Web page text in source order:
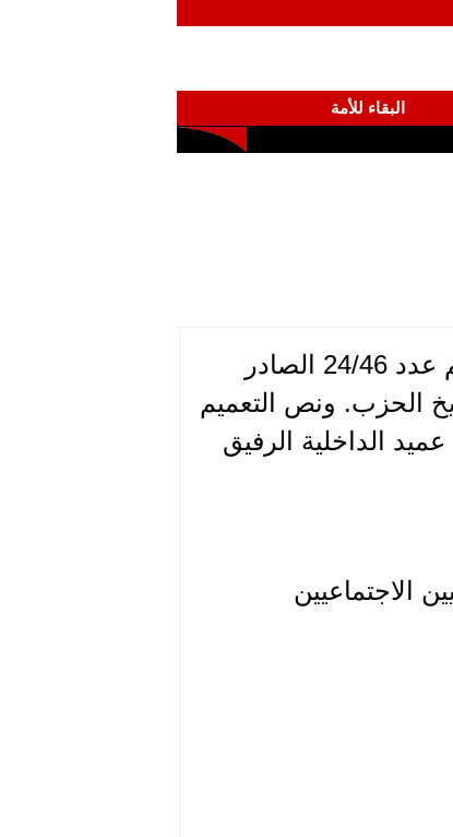
البقاء للأمة
اطّلعت حين قمت بمراجعة محفوظاتي على التعميم عدد 24/46 الصادر
تاريخ الحزب. ونص التعميم
الداخلية الرفيق
الاجتماعيين